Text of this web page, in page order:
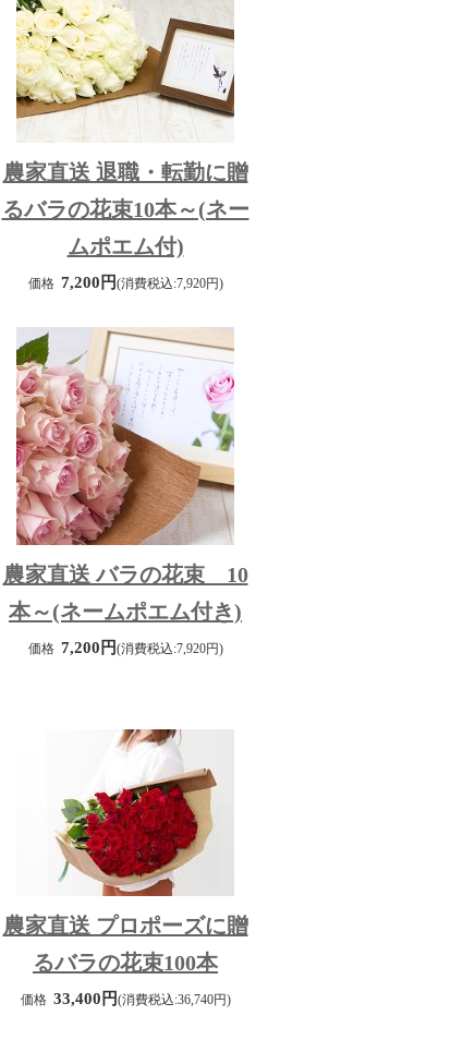
農家直送 退職・転勤に贈
るバラの花束10本～(ネー
ムポエム付)
価格 7,200円(消費税込:7,920円)
農家直送 バラの花束 10
本～(ネームポエム付き)
価格 7,200円(消費税込:7,920円)
農家直送 プロポーズに贈
るバラの花束100本
価格 33,400円(消費税込:36,740円)